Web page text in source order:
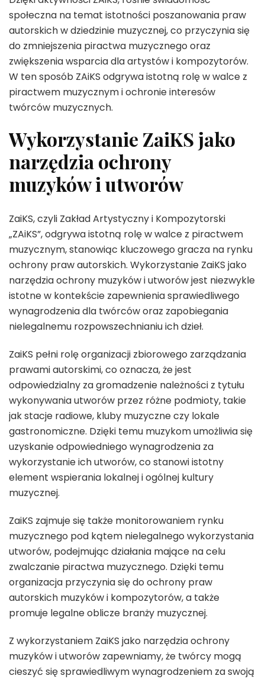
społeczna na temat istotności poszanowania praw
autorskich w dziedzinie muzycznej, co przyczynia się
do zmniejszenia piractwa muzycznego oraz
zwiększenia wsparcia dla artystów i kompozytorów.
W ten sposób ZAiKS odgrywa istotną rolę w walce z
piractwem muzycznym i ochronie interesów
twórców muzycznych.
Wykorzystanie ZaiKS jako
narzędzia ochrony
muzyków i utworów
ZaiKS, czyli Zakład Artystyczny i Kompozytorski
„ZAiKS”, odgrywa istotną rolę w walce z piractwem
muzycznym, stanowiąc kluczowego gracza na rynku
ochrony praw autorskich. Wykorzystanie ZaiKS jako
narzędzia ochrony muzyków i utworów jest niezwykle
istotne w kontekście zapewnienia sprawiedliwego
wynagrodzenia dla twórców oraz zapobiegania
nielegalnemu rozpowszechnianiu ich dzieł.
ZaiKS pełni rolę organizacji zbiorowego zarządzania
prawami autorskimi, co oznacza, że jest
odpowiedzialny za gromadzenie należności z tytułu
wykonywania utworów przez różne podmioty, takie
jak stacje radiowe, kluby muzyczne czy lokale
gastronomiczne. Dzięki temu muzykom umożliwia się
uzyskanie odpowiedniego wynagrodzenia za
wykorzystanie ich utworów, co stanowi istotny
element wspierania lokalnej i ogólnej kultury
muzycznej.
ZaiKS zajmuje się także monitorowaniem rynku
muzycznego pod kątem nielegalnego wykorzystania
utworów, podejmując działania mające na celu
zwalczanie piractwa muzycznego. Dzięki temu
organizacja przyczynia się do ochrony praw
autorskich muzyków i kompozytorów, a także
promuje legalne oblicze branży muzycznej.
Z wykorzystaniem ZaiKS jako narzędzia ochrony
muzyków i utworów zapewniamy, że twórcy mogą
cieszyć się sprawiedliwym wynagrodzeniem za swoją